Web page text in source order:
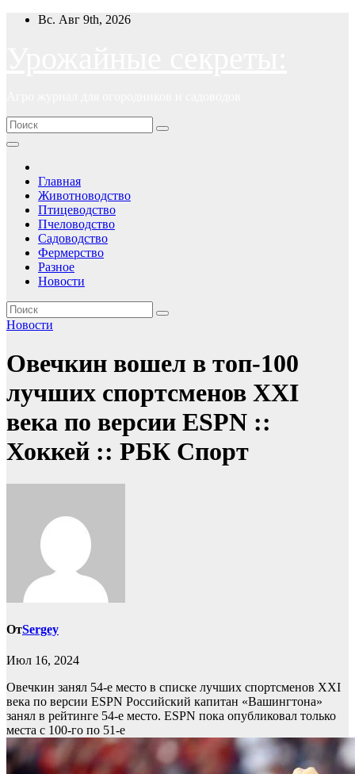
ПерейтиВс. Авг 9th, 2026
Главная
Животноводство
Птицеводство
Пчеловодство
Садоводство
Фермерство
Разное
Новости
Новости
Овечкин вошел в топ-100
лучших спортсменов ХХI
века по версии ESPN ::
Хоккей :: РБК Спорт
ОтSergey
Июл 16, 2024
Овечкин занял 54-е место в списке лучших спортсменов ХХI
века по версии ESPN Российский капитан «Вашингтона»
занял в рейтинге 54-е место. ESPN пока опубликовал только
места с 100-го по 51-е